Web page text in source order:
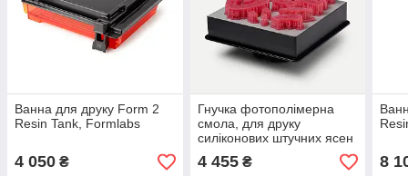
Ванна для друку Form 2
Resin Tank, Formlabs
4 050 ₴
Гнучка фотополімерна
смола, для друку
силіконових штучних ясен
Flexible 80A Resin (V1),
Formlabs
4 455₴ 8